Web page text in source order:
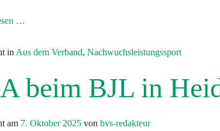
…
in Aus dem Verband, Nachwuchsleistungssport
beim BJL in
am 7. Oktober 2025 von bvs-redakteur